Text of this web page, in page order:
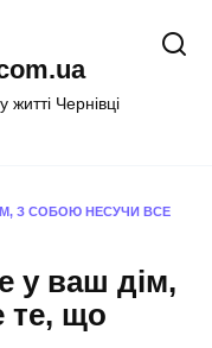
Чернівці
З СОБОЮ НЕСУЧИ ВСЕ
у ваш дім,
те, що